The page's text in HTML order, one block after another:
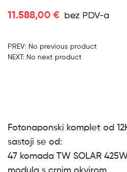
11.588,00 € bez PDV-a
PREV: No previous product
NEXT: No next product
Fotonaponski komplet od
sastoji se od:
47 komada TW SOLAR